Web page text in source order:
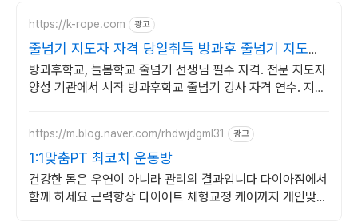
https://k-rope.com 광고
줄넘기 지도자 자격 당일취득 방과후 줄넘기 지도자
양성
방과후학교, 늘봄학교 줄넘기 선생님 필수 자격. 전문 지도자
양성 기관에서 시작 방과후학교 줄넘기 강사 자격 연수. 지도
https://m.blog.naver.com/rhdwjdgml31 광고
1:1맞춤PT 최코치 운동방
건강한 몸은 우연이 아니라 관리의 결과입니다 다이아짐에서
함께 하세요 근력향상 다이어트 체형교정 케어까지 개인맞춤